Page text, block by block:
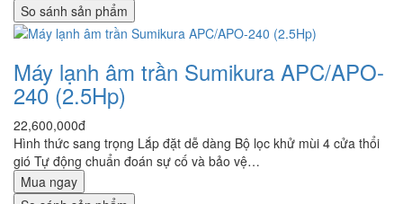
So sánh sản phẩm
Máy lạnh âm trần Sumikura APC/APO-
240 (2.5Hp)
22,600,000đ
Hình thức sang trọng Lắp đặt dễ dàng Bộ lọc khử mùi 4 cửa thổi
gió Tự động chuẩn đoán sự cố và bảo vệ…
Mua ngay